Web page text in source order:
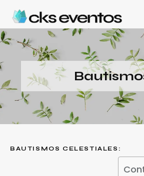
BAUTISMOS CELESTIALES: